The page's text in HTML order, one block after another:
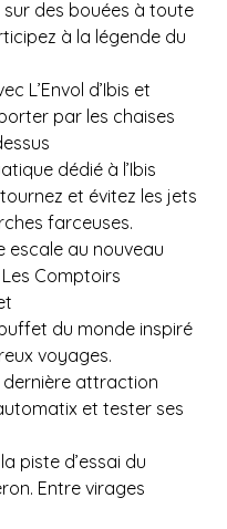
sur des bouées à toute
à la légende du
L’Envol d’Ibis et
par les chaises
dédié à l’Ibis
et évitez les jets
farceuses.
escale au nouveau
Comptoirs
du monde inspiré
voyages.
dernière attraction
et tester ses
piste d’essai du
Entre virages